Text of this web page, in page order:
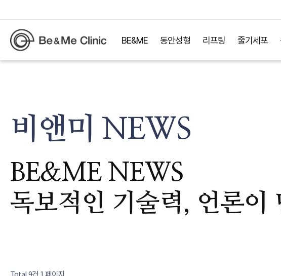
BE&ME 동안성형 리프팅 줄기세포
비앤미 NEWS
BE&ME NEWS
독보적인 기술력, 언론이
Total 9건 1 페이지